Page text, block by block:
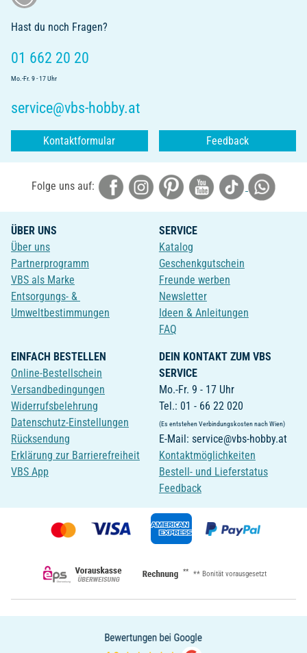
Hast du noch Fragen?
01 662 20 20
Mo.-Fr. 9 - 17 Uhr
service@vbs-hobby.at
Kontaktformular Feedback
Folge uns auf:
ÜBER UNS
Über uns
Partnerprogramm
VBS als Marke
Entsorgungs- &
Umweltbestimmungen
SERVICE
Katalog
Geschenkgutschein
Freunde werben
Newsletter
Ideen & Anleitungen
FAQ
EINFACH BESTELLEN
Online-Bestellschein
Versandbedingungen
Widerrufsbelehrung
Datenschutz-Einstellungen
Rücksendung
Erklärung zur Barrierefreiheit
VBS App
DEIN KONTAKT ZUM VBS
SERVICE
Mo.-Fr. 9 - 17 Uhr
Tel.: 01 - 66 22 020
(Es entstehen Verbindungskosten nach Wien)
E-Mail: service@vbs-hobby.at
Kontaktmöglichkeiten
Bestell- und Lieferstatus
Feedback
** ** Bonität vorausgesetzt